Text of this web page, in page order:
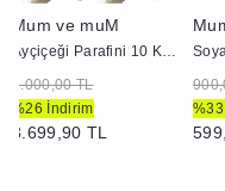
Mum ve muM
Ayçiçeği Parafini 10 KG (10000 GR )
5.000,00 TL
%26 İndirim
3.699,90 TL